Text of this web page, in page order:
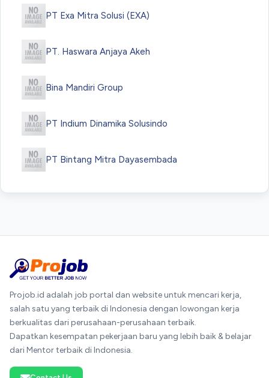
PT Exa Mitra Solusi (EXA)
PT. Haswara Anjaya Akeh
Bina Mandiri Group
PT Indium Dinamika Solusindo
PT Bintang Mitra Dayasembada
Projob.id adalah job portal dan website untuk mencari kerja,
salah satu yang terbaik di Indonesia dengan lowongan kerja
berkualitas dari perusahaan-perusahaan terbaik.
Dapatkan kesempatan pekerjaan baru yang lebih baik & belajar
dari Mentor terbaik di Indonesia.